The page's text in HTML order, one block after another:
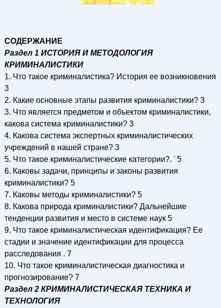
СОДЕРЖАНИЕ
Раздел 1 ИСТОРИЯ И МЕТОДОЛОГИЯ
КРИМИНАЛИСТИКИ
1. Что такое криминалистика? История ее возникновения
3
2. Какие основные этапы развития криминалистики? 3
3. Что является предметом и объектом криминалистики,
какова система криминалистики? 3
4. Какова система экспертных криминалистических
учреждений в нашей стране? 3
5. Что такое криминалистические категории?. ' 5
6. Каковы задачи, принципы и законы развития
криминалистики? 5
7. Каковы методы криминалистики? 5
8. Какова природа криминалистики? Дальнейшие
тенденции развития и место в системе наук 5
9. Что такое криминалистическая идентификация? Ее
стадии и значение идентификации для процесса
расследования . 7
10. Что такое криминалистическая диагностика и
прогнозирование? 7
Раздел 2 КРИМИНАЛИСТИЧЕСКАЯ ТЕХНИКА И
ТЕХНОЛОГИЯ